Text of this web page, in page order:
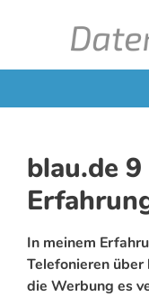
blau.de
In meinem
Telefonieren
die Werbung es